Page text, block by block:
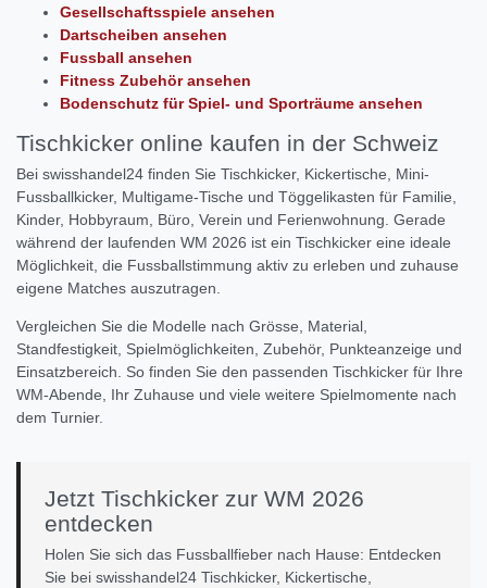
Gesellschaftsspiele ansehen
Dartscheiben ansehen
Fussball ansehen
Fitness Zubehör ansehen
Bodenschutz für Spiel- und Sporträume ansehen
Tischkicker online kaufen in der Schweiz
Bei swisshandel24 finden Sie Tischkicker, Kickertische, Mini-
Fussballkicker, Multigame-Tische und Töggelikasten für Familie,
Kinder, Hobbyraum, Büro, Verein und Ferienwohnung. Gerade
während der laufenden WM 2026 ist ein Tischkicker eine ideale
Möglichkeit, die Fussballstimmung aktiv zu erleben und zuhause
eigene Matches auszutragen.
Vergleichen Sie die Modelle nach Grösse, Material,
Standfestigkeit, Spielmöglichkeiten, Zubehör, Punkteanzeige und
Einsatzbereich. So finden Sie den passenden Tischkicker für Ihre
WM-Abende, Ihr Zuhause und viele weitere Spielmomente nach
dem Turnier.
Jetzt Tischkicker zur WM 2026
entdecken
Holen Sie sich das Fussballfieber nach Hause: Entdecken
Sie bei swisshandel24 Tischkicker, Kickertische,